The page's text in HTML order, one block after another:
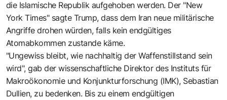
die Islamische Republik aufgehoben werden. Der "New
York Times" sagte Trump, dass dem Iran neue militärische
Angriffe drohen würden, falls kein endgültiges
Atomabkommen zustande käme.
"Ungewiss bleibt, wie nachhaltig der Waffenstillstand sein
wird", gab der wissenschaftliche Direktor des Instituts für
Makroökonomie und Konjunkturforschung (IMK), Sebastian
Dullien, zu bedenken. Bis zu einem endgültigen